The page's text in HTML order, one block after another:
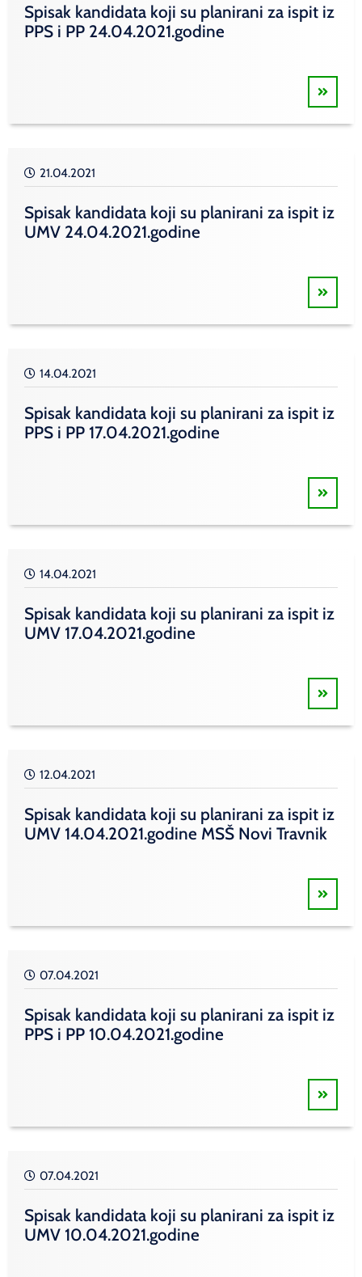
Spisak kandidata koji su planirani za ispit iz
PPS i PP 24.04.2021.godine
21.04.2021
Spisak kandidata koji su planirani za ispit iz
UMV 24.04.2021.godine
14.04.2021
Spisak kandidata koji su planirani za ispit iz
PPS i PP 17.04.2021.godine
14.04.2021
Spisak kandidata koji su planirani za ispit iz
UMV 17.04.2021.godine
12.04.2021
Spisak kandidata koji su planirani za ispit iz
UMV 14.04.2021.godine MSŠ Novi Travnik
07.04.2021
Spisak kandidata koji su planirani za ispit iz
PPS i PP 10.04.2021.godine
07.04.2021
Spisak kandidata koji su planirani za ispit iz
UMV 10.04.2021.godine